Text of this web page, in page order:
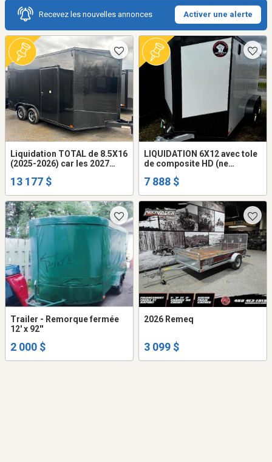
Recevez les nouvelles annonces Activer une alerte
Liquidation TOTAL de 8.5X16
(2025-2026) car les 2027
fermée trailer cargo 16 pieds
8.5x14 ou 8.5x18
13 177 $
LIQUIDATION 6X12 avec tole
de composite HD (ne
fermée trailer cargo fermer
+995$)
7 888 $
Trailer - Remorque fermée
12' x 92''
2 000 $
2026 Remeq
3 099 $